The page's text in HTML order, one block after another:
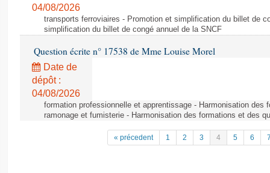
04/08/2026
transports ferroviaires - Promotion et simplification du billet de
simplification du billet de congé annuel de la SNCF
Question écrite n° 17538 de Mme Louise Morel
Date de
dépôt :
04/08/2026
formation professionnelle et apprentissage - Harmonisation des
ramonage et fumisterie - Harmonisation des formations et des
« précedent 1 2 3 4 5 6